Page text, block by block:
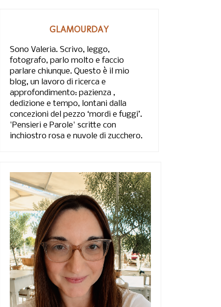
GLAMOURDAY
Sono Valeria. Scrivo, leggo,
fotografo, parlo molto e faccio
parlare chiunque. Questo è il mio
blog, un lavoro di ricerca e
approfondimento: pazienza ,
dedizione e tempo, lontani dalla
concezioni del pezzo ‘mordi e fuggi’.
'Pensieri e Parole' scritte con
inchiostro rosa e nuvole di zucchero.